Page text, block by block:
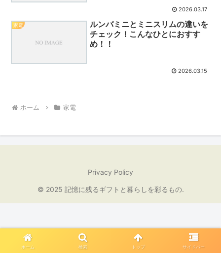
2026.03.17
家電
ルンバミニとミニスリムの違いを
チェック！こんなひとにおすす
め！！
2026.03.15
ホーム 家電
Privacy Policy
© 2025 記憶に残るギフトと暮らしを彩るもの.
ホーム 検索 トップ サイドバー